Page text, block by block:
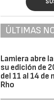
ÚLTIMAS
Lamiera abre
su edición de
del 11 al 14 de
Rho